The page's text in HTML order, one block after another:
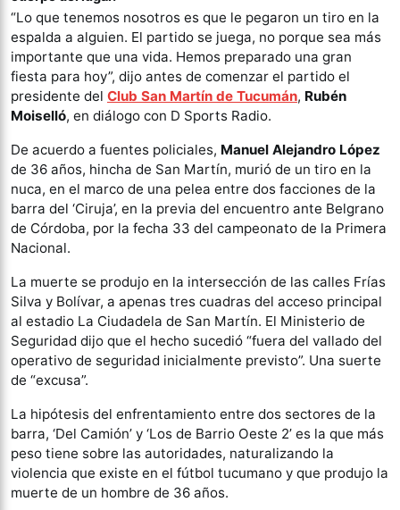
“Lo que tenemos nosotros es que le pegaron un tiro en la
espalda a alguien. El partido se juega, no porque sea más
importante que una vida. Hemos preparado una gran
fiesta para hoy”, dijo antes de comenzar el partido el
presidente del Club San Martín de Tucumán, Rubén
Moiselló, en diálogo con D Sports Radio.
De acuerdo a fuentes policiales, Manuel Alejandro López
de 36 años, hincha de San Martín, murió de un tiro en la
nuca, en el marco de una pelea entre dos facciones de la
barra del ‘Ciruja’, en la previa del encuentro ante Belgrano
de Córdoba, por la fecha 33 del campeonato de la Primera
Nacional.
La muerte se produjo en la intersección de las calles Frías
Silva y Bolívar, a apenas tres cuadras del acceso principal
al estadio La Ciudadela de San Martín. El Ministerio de
Seguridad dijo que el hecho sucedió “fuera del vallado del
operativo de seguridad inicialmente previsto”. Una suerte
de “excusa”.
La hipótesis del enfrentamiento entre dos sectores de la
barra, ‘Del Camión’ y ‘Los de Barrio Oeste 2’ es la que más
peso tiene sobre las autoridades, naturalizando la
violencia que existe en el fútbol tucumano y que produjo la
muerte de un hombre de 36 años.